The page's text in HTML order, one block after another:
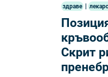
здраве |
Скрит